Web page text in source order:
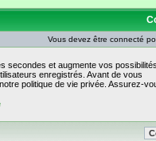
Vous devez être connecté
secondes et augmente vos possibilités.
enregistrés. Avant de vous
politique de vie privée. Assurez-